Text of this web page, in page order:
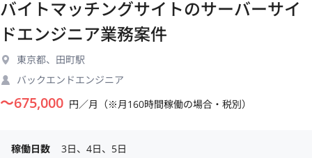
バイトマッチングサイトのサーバーサイ
ドエンジニア業務案件
東京都、田町駅
バックエンドエンジニア
〜675,000 円／月（※月160時間稼働の場合・税別）
稼働日数
3日、4日、5日